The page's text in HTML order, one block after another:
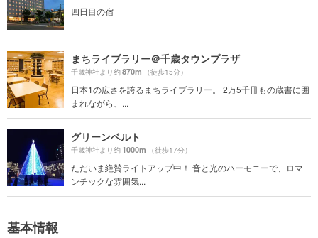
四日目の宿
まちライブラリー＠千歳タウンプラザ
千歳神社より約870m （徒歩15分）
日本1の広さを誇るまちライブラリー。 2万5千冊もの蔵書に囲
まれながら、...
グリーンベルト
千歳神社より約1000m （徒歩17分）
ただいま絶賛ライトアップ中！ 音と光のハーモニーで、ロマ
ンチックな雰囲気...
基本情報